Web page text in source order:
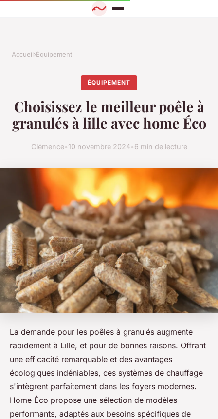
Accueil›Équipement
ÉQUIPEMENT
Choisissez le meilleur poêle à
granulés à lille avec home Éco
Clémence•10 novembre 2024•6 min de lecture
La demande pour les poêles à granulés augmente
rapidement à Lille, et pour de bonnes raisons. Offrant
une efficacité remarquable et des avantages
écologiques indéniables, ces systèmes de chauffage
s'intègrent parfaitement dans les foyers modernes.
Home Éco propose une sélection de modèles
performants, adaptés aux besoins spécifiques de